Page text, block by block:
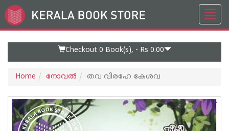
Go
to
Checkout 0 Book(s), - Rs 0.00
Home നോവല്‍ തവ വിരഹേ കേശവ